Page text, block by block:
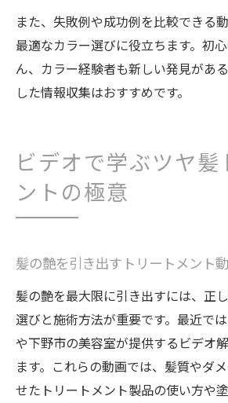
また、失敗例や成功例を比較できる
最適なカラー選びに役立ちます。初
ん、カラー経験者も新しい発見があ
した情報収集はおすすめです。
ビデオで学ぶツヤ髪
ントの極意
髪の艶を引き出すトリートメント
髪の艶を最大限に引き出すには、正
選びと施術方法が重要です。最近で
や下野市の美容室が提供するビデオ
ます。これらの動画では、髪質やダ
せたトリートメント製品の使い方や